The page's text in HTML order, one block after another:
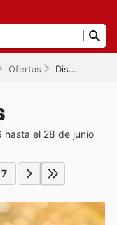
Ofertas Disponible hasta el 28/06/2026
hasta el 28 de junio
7